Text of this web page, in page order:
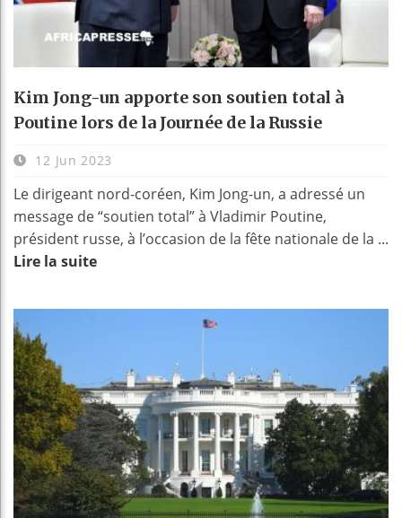
Kim Jong-un apporte son soutien total à
Poutine lors de la Journée de la Russie
12 Jun 2023
Le dirigeant nord-coréen, Kim Jong-un, a adressé un
message de “soutien total” à Vladimir Poutine,
président russe, à l’occasion de la fête nationale de la ...
Lire la suite